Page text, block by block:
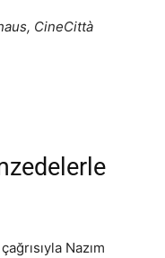
CineCittà
Nazım